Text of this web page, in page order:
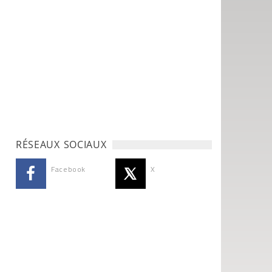
RÉSEAUX SOCIAUX
Facebook X